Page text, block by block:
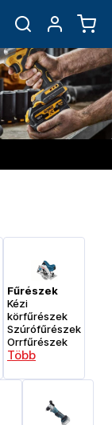
Fűrészek
Kézi
körfűrészek
Szúrófűrészek
Orrfűrészek
Több